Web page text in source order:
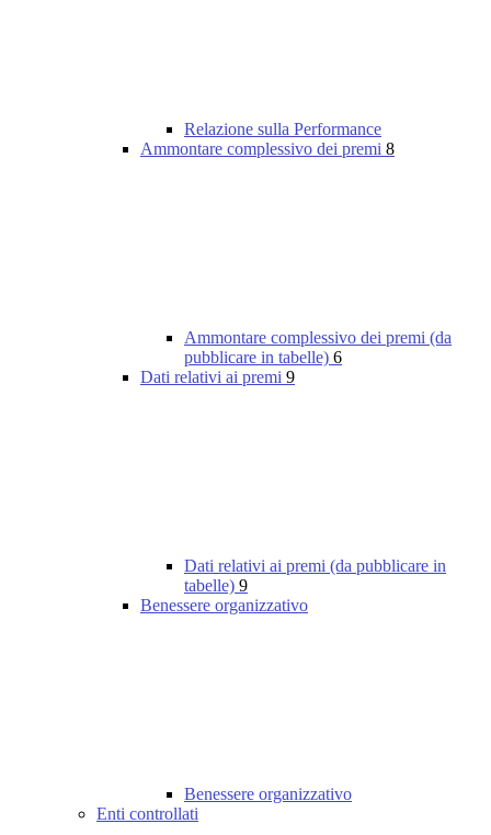
Relazione sulla Performance
Ammontare complessivo dei premi 8
Ammontare complessivo dei premi (da
pubblicare in tabelle) 6
Dati relativi ai premi 9
Dati relativi ai premi (da pubblicare in
tabelle) 9
Benessere organizzativo
Benessere organizzativo
Enti controllati